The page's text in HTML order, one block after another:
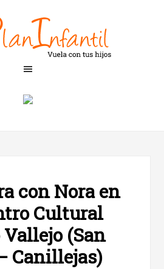
con Nora en
Cultural
Vallejo (San
Canillejas)